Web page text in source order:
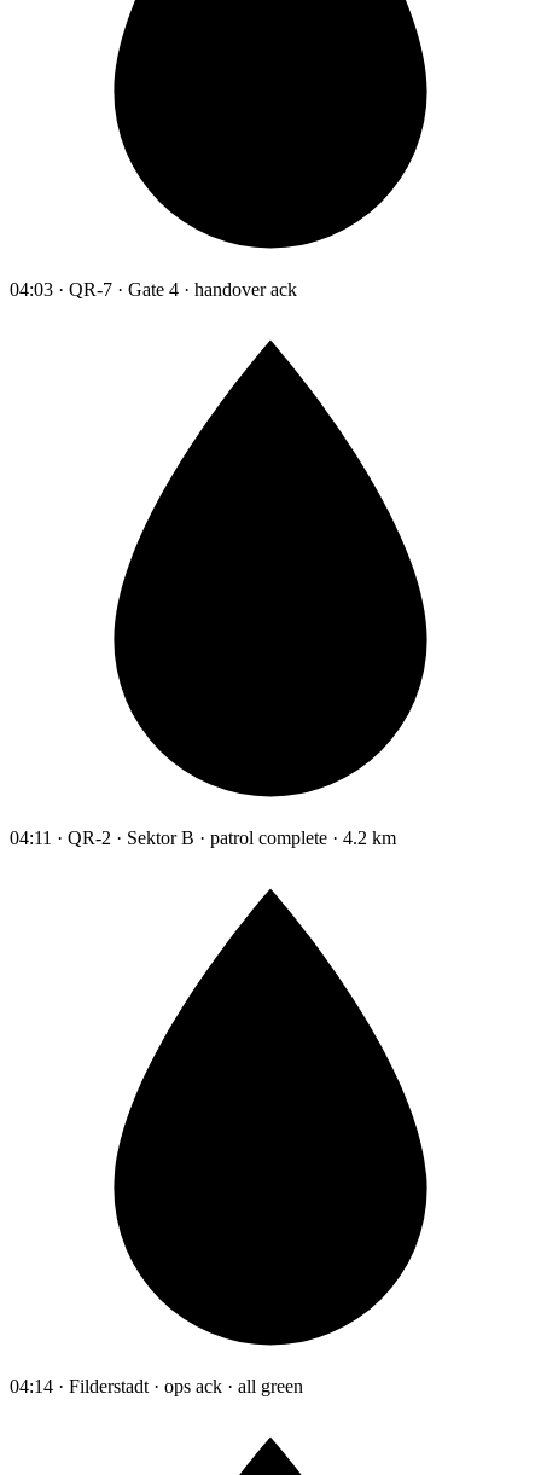
04:03 · QR-7 · Gate 4 · handover ack
04:11 · QR-2 · Sektor B · patrol complete · 4.2 km
04:14 · Filderstadt · ops ack · all green